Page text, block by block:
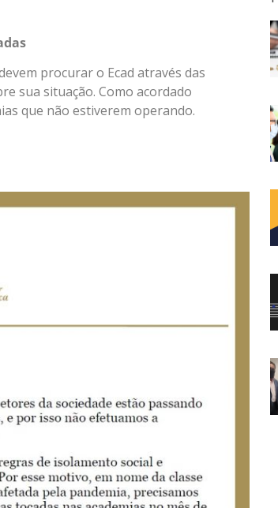
procurar o Ecad através das
sua situação. Como acordado
que não estiverem operando.